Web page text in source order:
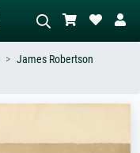
egy fa mellett.
James Robertson